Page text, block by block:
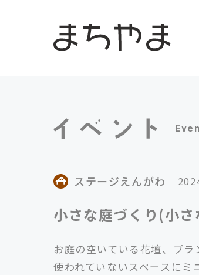
ステージえんがわ
小さな庭づくり(小
お庭の空いている花壇、プラ
使われていないスペースにミ